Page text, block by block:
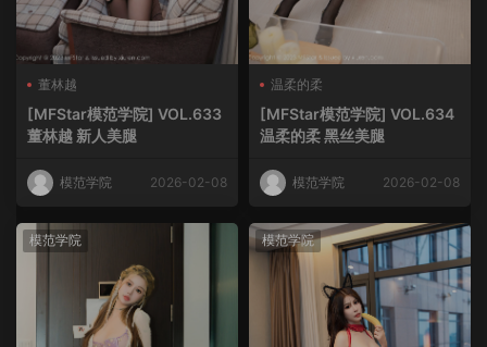
董林越
[MFStar模范学院] VOL.633
董林越 新人美腿
模范学院 2026-02-08
温柔的柔
[MFStar模范学院] VOL.634
温柔的柔 黑丝美腿
模范学院 2026-02-08
模范学院 模范学院